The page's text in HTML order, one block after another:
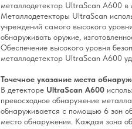
металлодетектор UltraScan A600
Металлодетекторы UltraScan
учреждений самого высокого
обнаруживать оружие,
Обеспечение высокого уровня
металлодетектор UltraScan A600
Точечное указание места
В детекторе UltraScan A600
превосходное обнаружение
обнаруживается с помощью 6 зон
место обнаружения. Каждая зона